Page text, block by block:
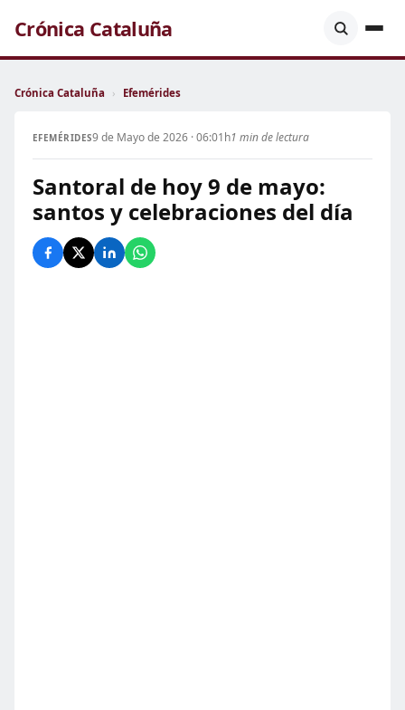
Crónica Cataluña
Crónica Cataluña › Efemérides
EFEMÉRIDES9 de Mayo de 2026 · 06:01h1 min de lectura
Santoral de hoy 9 de mayo:
santos y celebraciones del día